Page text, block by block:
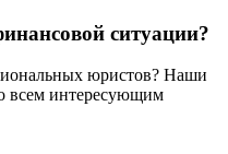
ситуации?
юристов? Наши
всем интересующим